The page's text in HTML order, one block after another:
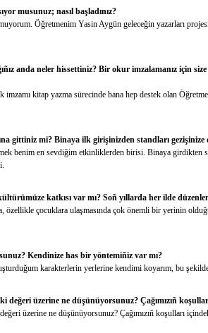
musunuz; nasıl başladınız?
Öğretmenim Yasin Aygün geleceğin yazarları
anda neler hissettiniz? Bir okur imzalamanız için
imzamı kitap yazma sürecinde bana hep destek olan
gittiniz mi? Binaya ilk girişinizden standları gezişinize
benim en sevdiğim etkinliklerden birisi. Binaya girdikten
katkısı var mı? Soñ yıllarda her ilde
özellikle çocuklara ulaşmasında çok önemli bir yerinin
Kendinize has bir yöntemiñiz var mı?
karakterlerin yerlerine kendimi koyarım, bu
değeri üzerine ne düşünüyorsunuz? Çağımızıñ
üzerine ne düşünüyorsunuz? Çağımızıñ koşulları